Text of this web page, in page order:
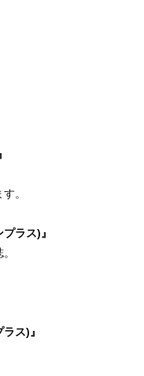
。
ラス)』
ス)』